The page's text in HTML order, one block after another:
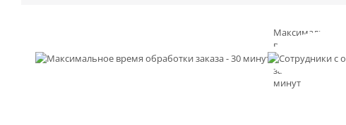
Максимальное
время
обработки
заказа - 30
минут